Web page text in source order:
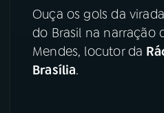
Ouça os gols da
do Brasil na narração
Mendes, locutor da
Brasília.